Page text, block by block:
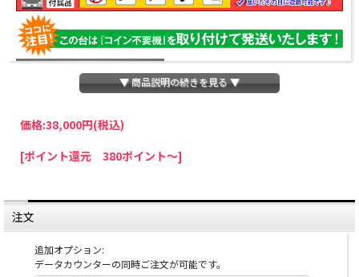
パチスロわっしょいでは、全ての台に「コイン不要機」を無料で取り付けて発送さ
せていただいております。コイン不要機をご利用になられますと、コインが必要な
ていただきましたら、ご注文価格より2000円引きいたします。
※在庫切れの台でも入荷している場合がありますので、電話かメールにてお問い合
わせ下さい。
▼ 商品説明の続きを見る ▼
価格:38,000円(税込)
[ポイント還元 380ポイント～]
注文
追加オプション:
データカウンターの同時ご注文が可能です。